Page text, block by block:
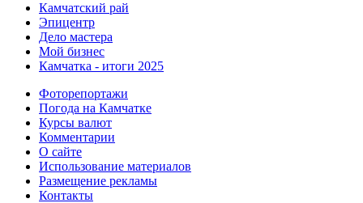
Камчатский рай
Эпицентр
Дело мастера
Мой бизнес
Камчатка - итоги 2025
Фоторепортажи
Погода на Камчатке
Курсы валют
Комментарии
О сайте
Использование материалов
Размещение рекламы
Контакты